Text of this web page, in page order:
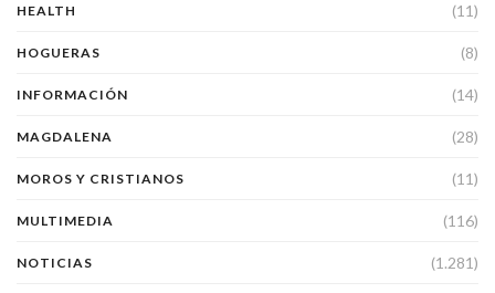
HEALTH (11)
HOGUERAS (8)
INFORMACIÓN (14)
MAGDALENA (28)
MOROS Y CRISTIANOS (11)
MULTIMEDIA (116)
NOTICIAS (1.281)